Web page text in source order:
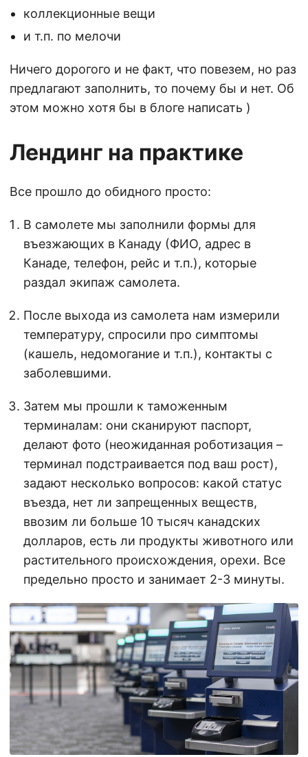
коллекционные вещи
и т.п. по мелочи
Ничего дорогого и не факт, что повезем, но раз
предлагают заполнить, то почему бы и нет. Об
этом можно хотя бы в блоге написать )
Лендинг на практике
Все прошло до обидного просто:
В самолете мы заполнили формы для
въезжающих в Канаду (ФИО, адрес в
Канаде, телефон, рейс и т.п.), которые
раздал экипаж самолета.
После выхода из самолета нам измерили
температуру, спросили про симптомы
(кашель, недомогание и т.п.), контакты с
заболевшими.
Затем мы прошли к таможенным
терминалам: они сканируют паспорт,
делают фото (неожиданная роботизация –
терминал подстраивается под ваш рост),
задают несколько вопросов: какой статус
въезда, нет ли запрещенных веществ,
ввозим ли больше 10 тысяч канадских
долларов, есть ли продукты животного или
растительного происхождения, орехи. Все
предельно просто и занимает 2-3 минуты.